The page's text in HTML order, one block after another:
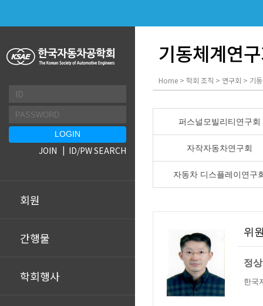
회원
간행물
학회행사
JOIN ID/PW SEARCH
기동체계연
Home > 학회 조직 > 연구회 > 기
퍼스널모빌리티연구회
자작자동차연구회
자동차 디스플레이연구
위
정
한국